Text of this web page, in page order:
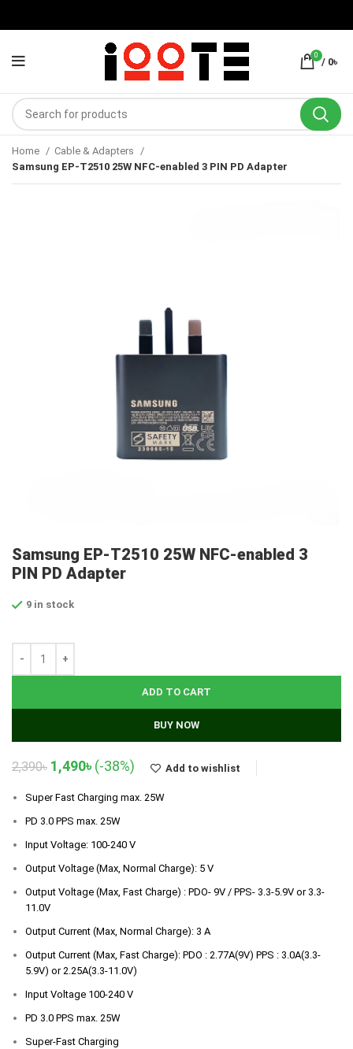
0
/ 0৳
Home
Cable & Adapters
Samsung EP-T2510 25W NFC-enabled 3 PIN PD Adapter
Samsung EP-T2510 25W NFC-enabled 3
PIN PD Adapter
9 in stock
ADD TO CART
BUY NOW
2,390৳ Original
was:
2,390৳.
1,490৳Current
is:
1,490৳.
(-38%) Add to wishlist
Super Fast Charging max. 25W
PD 3.0 PPS max. 25W
Input Voltage: 100-240 V
Output Voltage (Max, Normal Charge): 5 V
Output Voltage (Max, Fast Charge) : PDO- 9V / PPS- 3.3-5.9V or 3.3-
11.0V
Output Current (Max, Normal Charge): 3 A
Output Current (Max, Fast Charge): PDO : 2.77A(9V) PPS : 3.0A(3.3-
5.9V) or 2.25A(3.3-11.0V)
Input Voltage 100-240 V
PD 3.0 PPS max. 25W
Super-Fast Charging